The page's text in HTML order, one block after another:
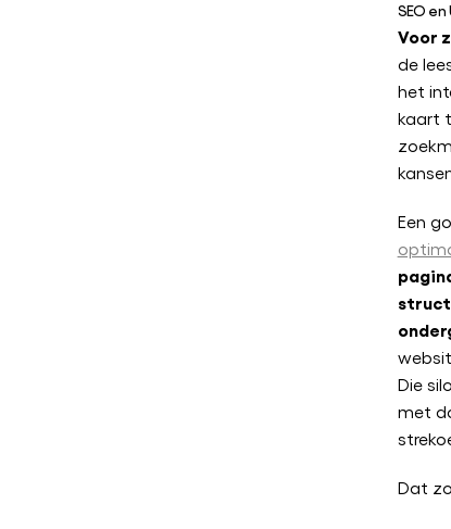
SEO
Voor
de
het
kaart
Een
Die
met
Dat